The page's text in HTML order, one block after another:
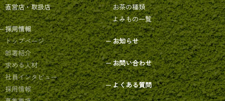
直営店・取扱店
採用情報
トップページ
部署紹介
求める人材
社員インタビュー
採用情報
お茶の種類
よみもの一覧
お知らせ
お問い合わせ
よくある質問